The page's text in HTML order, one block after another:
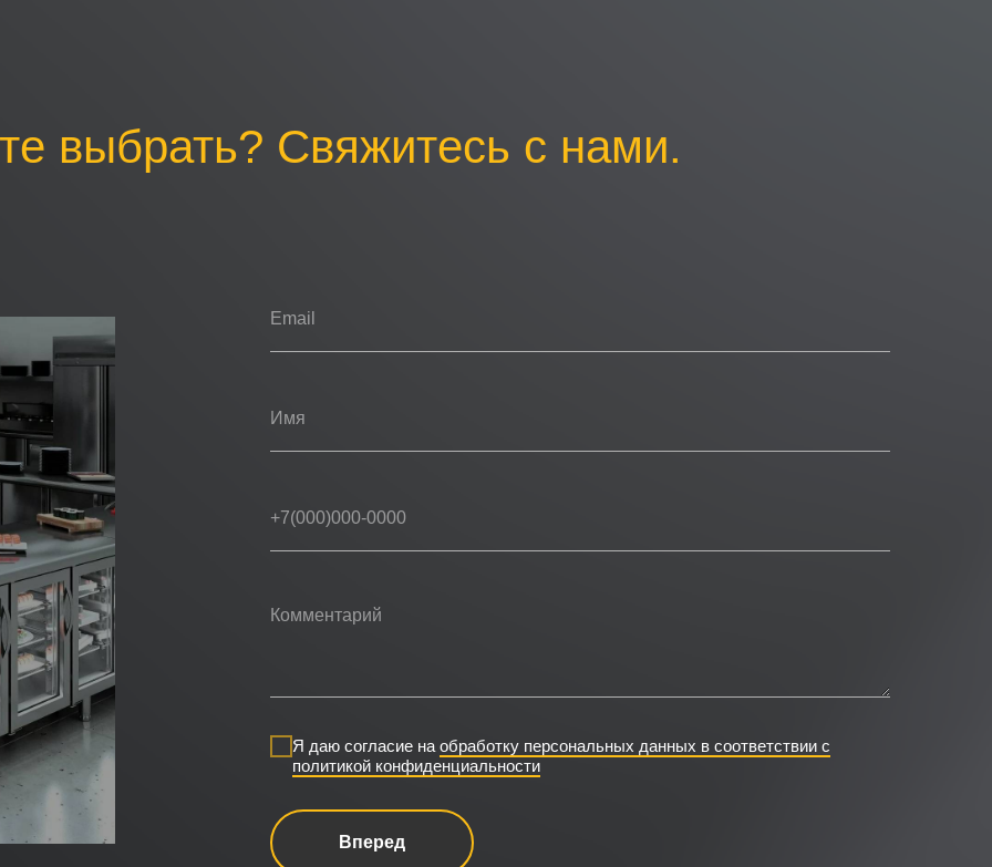
выбрать? Свяжитесь с нами.
Я даю согласие на обработку персональных данных в соответствии с
политикой конфиденциальности
Вперед